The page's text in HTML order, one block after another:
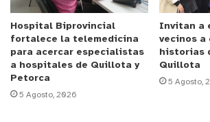
y tú, ¿qué opinas?
Hospital Biprovincial
fortalece la telemedicina
para acercar especialistas
a hospitales de Quillota y
Petorca
5 Agosto, 2026
Invitan a
vecinos a
historias
Quillota
5 Agosto,